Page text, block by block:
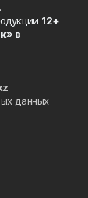
12+
» в
данных